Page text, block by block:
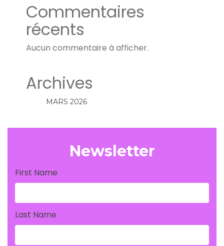
Commentaires
récents
Aucun commentaire à afficher.
Archives
MARS 2026
Newsletter
First Name
Last Name